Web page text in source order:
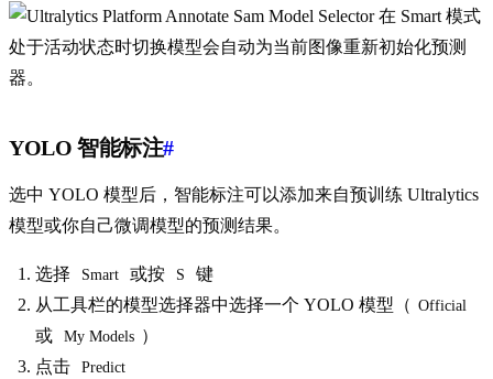
在 Smart 模式
处于活动状态时切换模型会自动为当前图像重新初始化预测
器。
YOLO 智能标注#
选中 YOLO 模型后，智能标注可以添加来自预训练 Ultralytics
模型或你自己微调模型的预测结果。
选择 Smart 或按 S
键
从工具栏的模型选择器中选择一个 YOLO 模型（ Official
或 My Models ）
点击
Predict